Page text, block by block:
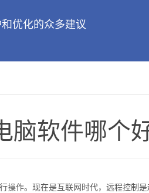
优化的众多建议
软件哪个
操作。现在是互联网时代，远程控制